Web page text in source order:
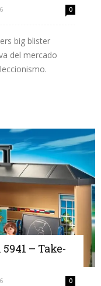
0
big blister
del mercado
– Take-
0